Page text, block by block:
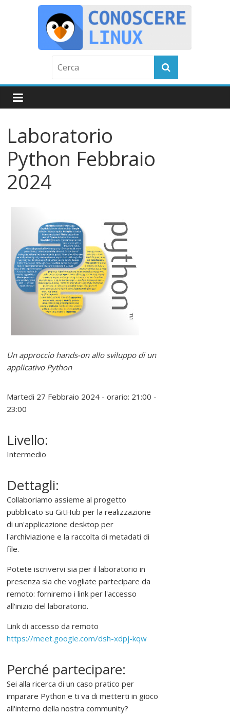
o
n
o
s
r
e
i
n
u
x
P
m
u
o
v
e
r
,
s
o
s
t
e
r
e
e
d
Laboratorio
Python Febbraio
2024
Un approccio hands-on allo sviluppo di un
applicativo Python
Martedi 27 Febbraio 2024 - orario: 21:00 -
23:00
Livello:
Intermedio
Dettagli:
Collaboriamo assieme al progetto
pubblicato su GitHub per la realizzazione
di un'applicazione desktop per
l'archiviazione e la raccolta di metadati di
file.
Potete iscrivervi sia per il laboratorio in
presenza sia che vogliate partecipare da
remoto: forniremo i link per l'accesso
all'inizio del laboratorio.
Link di accesso da remoto
https://meet.google.com/dsh-xdpj-kqw
Perché partecipare:
Sei alla ricerca di un caso pratico per
imparare Python e ti va di metterti in gioco
all'interno della nostra community?